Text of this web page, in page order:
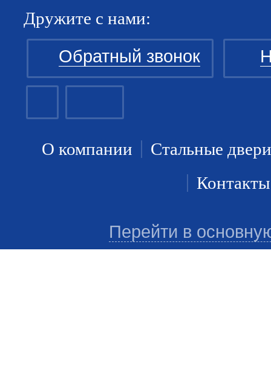
Дружите с нами:
О компании
Стальные двери
Контакты
Обратный звонок
Перейти в